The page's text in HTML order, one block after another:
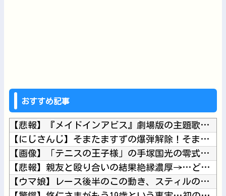
おすすめ記事
【悲報】『メイドインアビス』劇場版の主題歌にVTuberが起...
【にじさんじ】そまたますずの爆弾解除！そまたま大げんかで草他
【画像】「テニスの王子様」の手塚国光の零式サーブ、ガチで強す...
【悲報】親友と殴り合いの結果絶縁濃厚→…どっちが悪いんだ？他
【ウマ娘】レース後半のこの動き、スティルの挙動がやばすぎる。...